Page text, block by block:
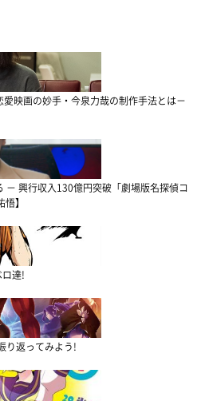
映画の妙手・今泉力哉の制作手法とは－
－ 興行収入130億円突破「劇場版名探偵コ
】
ロ達!
り返ってみよう!